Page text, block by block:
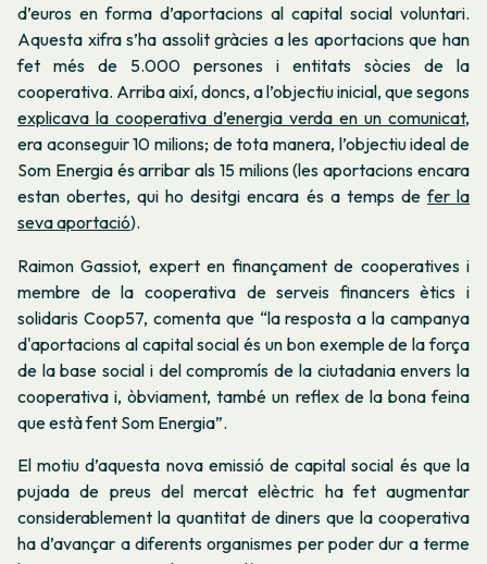
d’euros en forma d’aportacions al capital social voluntari.
Aquesta xifra s’ha assolit gràcies a les aportacions que han
fet més de 5.000 persones i entitats sòcies de la
cooperativa. Arriba així, doncs, a l’objectiu inicial, que segons
explicava la cooperativa d’energia verda en un comunicat,
era aconseguir 10 milions; de tota manera, l’objectiu ideal de
Som Energia és arribar als 15 milions (les aportacions encara
estan obertes, qui ho desitgi encara és a temps defer la
seva aportació).
Raimon Gassiot, expert en finançament de cooperatives i
membre de la cooperativa de serveis financers ètics i
solidaris Coop57, comenta que “la resposta a la campanya
d'aportacions al capital social és un bon exemple de la força
de la base social i del compromís de la ciutadania envers la
cooperativa i, òbviament, també un reflex de la bona feina
que està fent Som Energia”.
El motiu d’aquesta nova emissió de capital social és que la
pujada de preus del mercat elèctric ha fet augmentar
considerablement la quantitat de diners que la cooperativa
ha d’avançar a diferents organismes per poder dur a terme